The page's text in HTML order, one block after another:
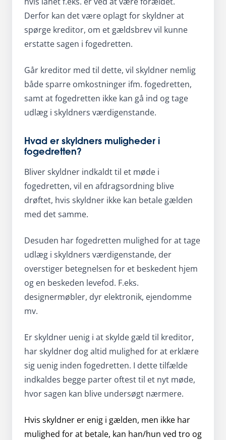
Derfor kan det være oplagt for skyldner at
spørge kreditor, om et gældsbrev vil kunne
erstatte sagen i fogedretten.
Går kreditor med til dette, vil skyldner nemlig
både sparre omkostninger ifm. fogedretten,
samt at fogedretten ikke kan gå ind og tage
udlæg i skyldners værdigenstande.
Hvad er skyldners muligheder i
fogedretten?
Bliver skyldner indkaldt til et møde i
fogedretten, vil en afdragsordning blive
drøftet, hvis skyldner ikke kan betale gælden
med det samme.
Desuden har fogedretten mulighed for at tage
udlæg i skyldners værdigenstande, der
overstiger betegnelsen for et beskedent hjem
og en beskeden levefod. F.eks.
designermøbler, dyr elektronik, ejendomme
mv.
Er skyldner uenig i at skylde gæld til kreditor,
har skyldner dog altid mulighed for at erklære
sig uenig inden fogedretten. I dette tilfælde
indkaldes begge parter oftest til et nyt møde,
hvor sagen kan blive undersøgt nærmere.
Hvis skyldner er enig i gælden, men ikke har
mulighed for at betale, kan han/hun ved tro og